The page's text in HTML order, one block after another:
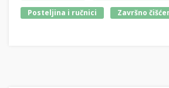
Posteljina i ručnici
Završno